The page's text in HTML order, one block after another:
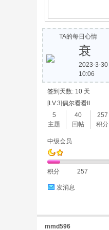
TA的每日心情
衰
2023-3-30
10:06
签到天数: 10 天
[LV.3]偶尔看看II
5
主题
40
回帖
257
积分
中级会员
积分 257
发消息
mmd596